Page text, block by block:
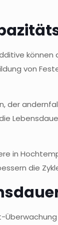
von
der
in
die